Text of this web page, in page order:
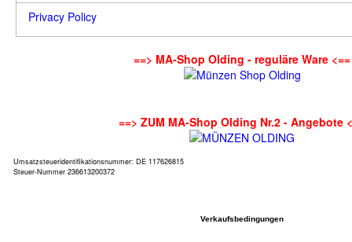
Privacy Policy
==> MA-Shop Olding - reguläre Ware <==
==> ZUM MA-Shop Olding Nr.2 - Angebote
Umsatzsteueridentifikationsnummer: DE 117626815
Steuer-Nummer 236613200372
Verkaufsbedingungen